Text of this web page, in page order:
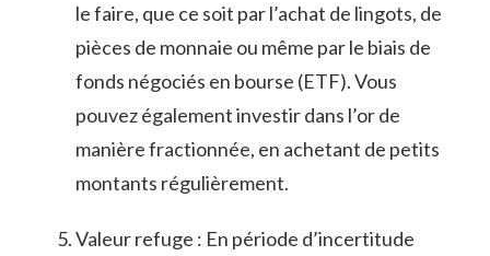
le faire, que ce soit par l’achat de lingots, de
pièces de monnaie ou même par‌ le biais de​
fonds négociés en bourse (ETF). Vous
pouvez également investir dans⁤ l’or de
manière fractionnée, en achetant de petits
montants régulièrement.
Valeur refuge : En période d’incertitude